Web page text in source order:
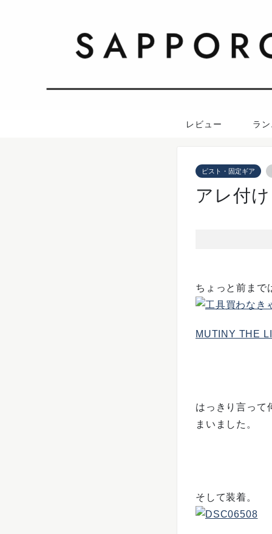
レビュー ラ
ピスト・固定ギア
アレ付
ちょっと前まで
MUTINY THE
はっきり言って
まいました。
そして装着。